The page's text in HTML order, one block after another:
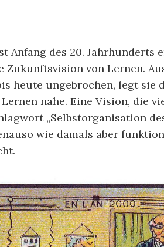
Anfang des 20. Jahrhunderts
von Lernen.
heute ungebrochen, legt sie
nahe. Eine Vision, die
„Selbstorganisation
wie damals aber